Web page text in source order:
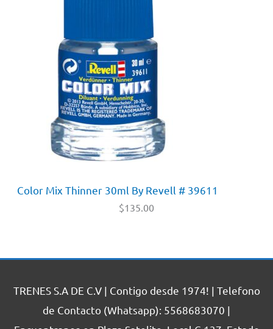
Color Mix Thinner 30ml By Revell # 39611
$135.00
TRENES S.A DE C.V | Contigo desde 1974! | Telefono
de Contacto (Whatsapp): 5568683070 |